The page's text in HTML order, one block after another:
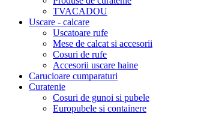
TVACADOU
Uscare - calcare
Uscatoare rufe
Mese de calcat si accesorii
Cosuri de rufe
Accesorii uscare haine
Carucioare cumparaturi
Curatenie
Cosuri de gunoi si pubele
Europubele si containere